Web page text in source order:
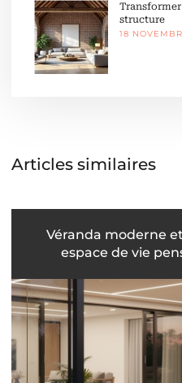
Transformer
structure
18
Articles similaires
Véranda moderne
espace de vie